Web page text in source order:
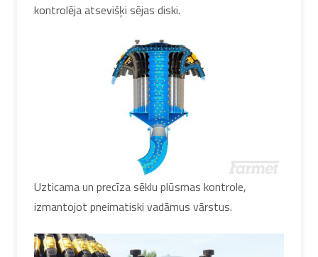
kontrolēja atsevišķi sējas diski.
Uzticama un precīza sēklu plūsmas kontrole,
izmantojot pneimatiski vadāmus vārstus.